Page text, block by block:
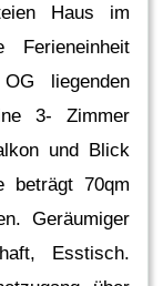
Haus im
Ferieneinheit
liegenden
3- Zimmer
und Blick
beträgt 70qm
Geräumiger
Esstisch.